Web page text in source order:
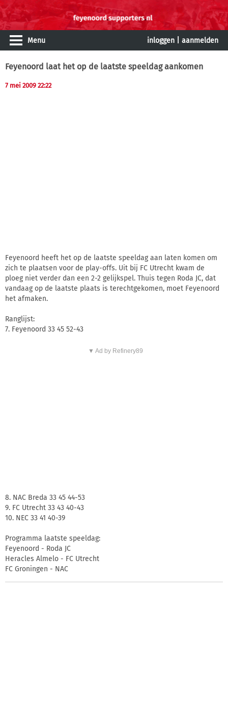
Menu inloggen aanmelden
Feyenoord laat het op de laatste speeldag aankomen
7 mei 2009 22:22
Feyenoord heeft het op de laatste speeldag aan laten komen om
zich te plaatsen voor de play-offs. Uit bij FC Utrecht kwam de
ploeg niet verder dan een 2-2 gelijkspel. Thuis tegen Roda JC, dat
vandaag op de laatste plaats is terechtgekomen, moet Feyenoord
het afmaken.
Ranglijst:
7. Feyenoord 33 45 52-43
▼ Ad by Refinery89
8. NAC Breda 33 45 44-53
9. FC Utrecht 33 43 40-43
10. NEC 33 41 40-39
Programma laatste speeldag:
Feyenoord - Roda JC
Heracles Almelo - FC Utrecht
FC Groningen - NAC